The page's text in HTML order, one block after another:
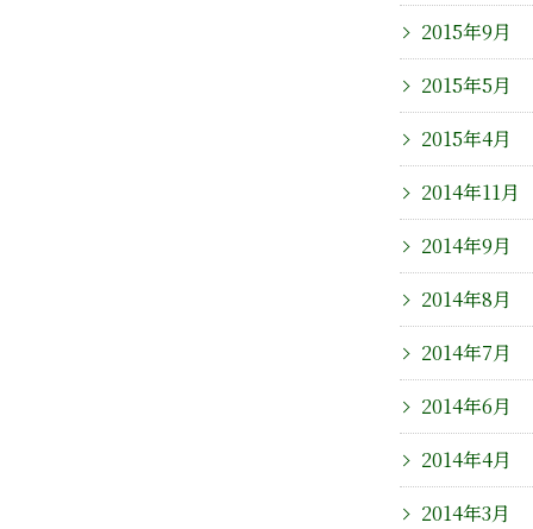
2015年9月
2015年5月
2015年4月
2014年11月
2014年9月
2014年8月
2014年7月
2014年6月
2014年4月
2014年3月